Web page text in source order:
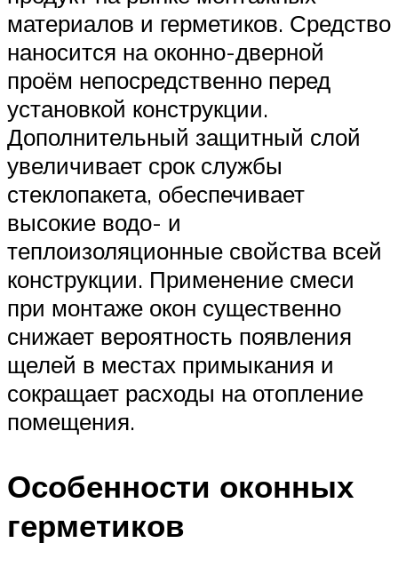
материалов и герметиков. Средство
наносится на оконно-дверной
проём непосредственно перед
установкой конструкции.
Дополнительный защитный слой
увеличивает срок службы
стеклопакета, обеспечивает
высокие водо- и
теплоизоляционные свойства всей
конструкции. Применение смеси
при монтаже окон существенно
снижает вероятность появления
щелей в местах примыкания и
сокращает расходы на отопление
помещения.
Особенности оконных
герметиков